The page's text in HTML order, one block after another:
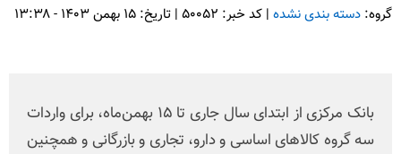
گروه: دسته بندی نشده | کد خبر: ۵۰۰۵۲ | تاریخ: ۱۵ بهمن ۱۴۰۳ - ۱۳:۳۸
بانک مرکزی از ابتدای سال جاری تا ۱۵ بهمن‌ماه، برای واردات
سه گروه کالاهای اساسی و دارو، تجاری و بازرگانی و همچنین